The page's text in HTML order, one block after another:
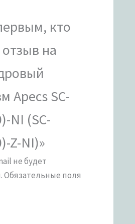
кто
на
Apecs SC-
NI (SC-
Z-NI)»
не будет
Обязательные поля